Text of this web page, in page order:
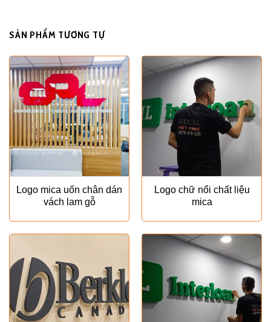
SẢN PHẨM TƯƠNG TỰ
Logo mica uốn chân dán
vách lam gỗ
Logo chữ nổi chất liệu
mica